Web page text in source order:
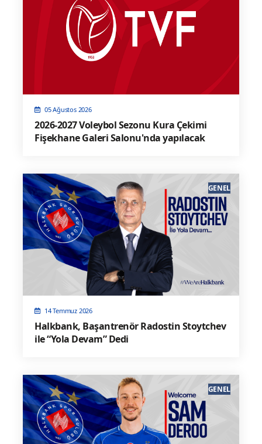
05 Ağustos 2026
2026-2027 Voleybol Sezonu Kura Çekimi
Fişekhane Galeri Salonu'nda yapılacak
14 Temmuz 2026
Halkbank, Başantrenör Radostin Stoytchev
ile “Yola Devam” Dedi
GENEL
GENEL